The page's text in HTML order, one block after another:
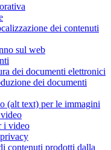
dei contenuti
sul web
dei documenti elettronici
dei documenti
(alt text) per le immagini
i video
contenuti prodotti dalla